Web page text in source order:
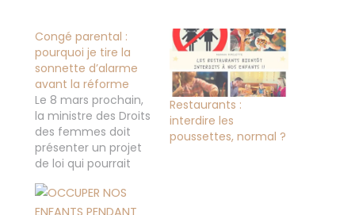
Congé parental :
pourquoi je tire la
sonnette d’alarme
avant la réforme
Le 8 mars prochain,
la ministre des Droits
des femmes doit
présenter un projet
de loi qui pourrait
bouleverser le congé
parental tel qu’on le
connaît. Nos droits
Restaurants :
interdire les
poussettes, normal ?